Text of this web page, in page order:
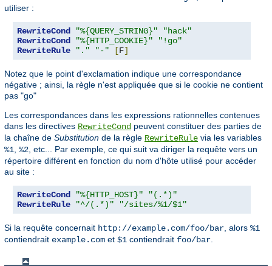
utiliser :
RewriteCond "%{QUERY_STRING}"
"hack"
RewriteCond
"%{HTTP_COOKIE}"
"!go"
RewriteRule
"." "-" [F]
Notez que le point d'exclamation indique une correspondance
négative ; ainsi, la règle n'est appliquée que si le cookie ne contient
pas "go"
Les correspondances dans les expressions rationnelles contenues
dans les directives RewriteCond peuvent constituer des parties de
la chaîne de Substitution de la règle RewriteRule via les variables
%1, %2, etc... Par exemple, ce qui suit va diriger la requête vers un
répertoire différent en fonction du nom d'hôte utilisé pour accéder
au site :
RewriteCond "%{HTTP_HOST}"
"(.*)"
RewriteRule
"^/(.*)" "/sites/%1/$1"
Si la requête concernait http://example.com/foo/bar, alors %1
contiendrait example.com et $1 contiendrait foo/bar.